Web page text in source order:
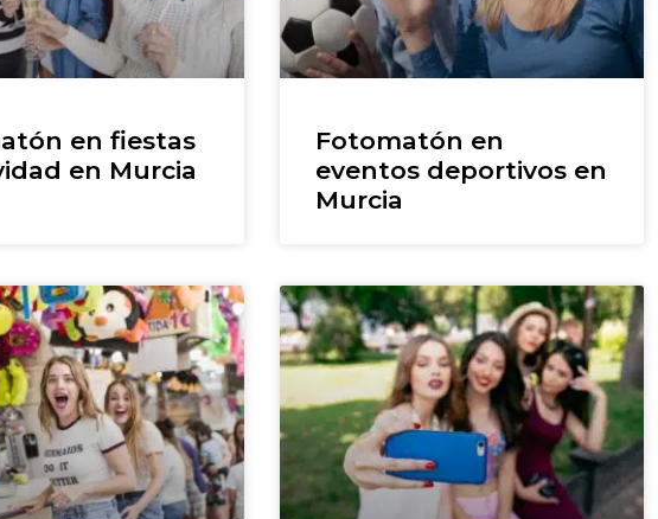
en fiestas
en Murcia
Fotomatón en
eventos deportivos en
Murcia